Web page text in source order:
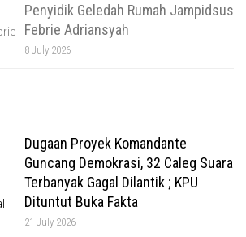
Penyidik Geledah Rumah Jampidsus
Febrie Adriansyah
8 July 2026
Dugaan Proyek Komandante
Guncang Demokrasi, 32 Caleg Suara
Terbanyak Gagal Dilantik ; KPU
Dituntut Buka Fakta
21 July 2026